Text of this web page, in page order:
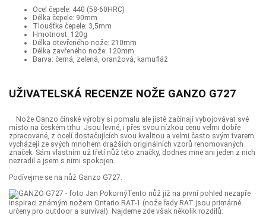
Ocel čepele: 440 (58-60HRC)
Délka čepele: 90mm
Tloušťka čepele: 3,5mm
Hmotnost: 120g
Délka otevřeného nože: 210mm
Délka zavřeného nože: 120mm
Barva: černá, zelená, oranžová, kamufláž
UŽIVATELSKÁ RECENZE NOŽE GANZO G727
Nože Ganzo čínské výroby si pomalu ale jistě začínají vybojovávat své
místo na českém trhu. Jsou levné, i přes svou nízkou cenu velmi dobře
zpracované, z ocelí dostačujících svou kvalitou a velmi často svým tvarem
vycházejí ze svých mnohem dražších originálních vzorů renomovaných
značek. Sám vlastním už třetí nůž této značky, dodnes mne ani jeden z nich
nezradil a jsem s nimi spokojen.
Podívejme se na nůž Ganzo G727.
Tento nůž již na první pohled nezapře
inspiraci známým nožem Ontario RAT-1 (nože řady RAT jsou primárně
určeny pro outdoor a survival). Najdeme zde však několik rozdílů: